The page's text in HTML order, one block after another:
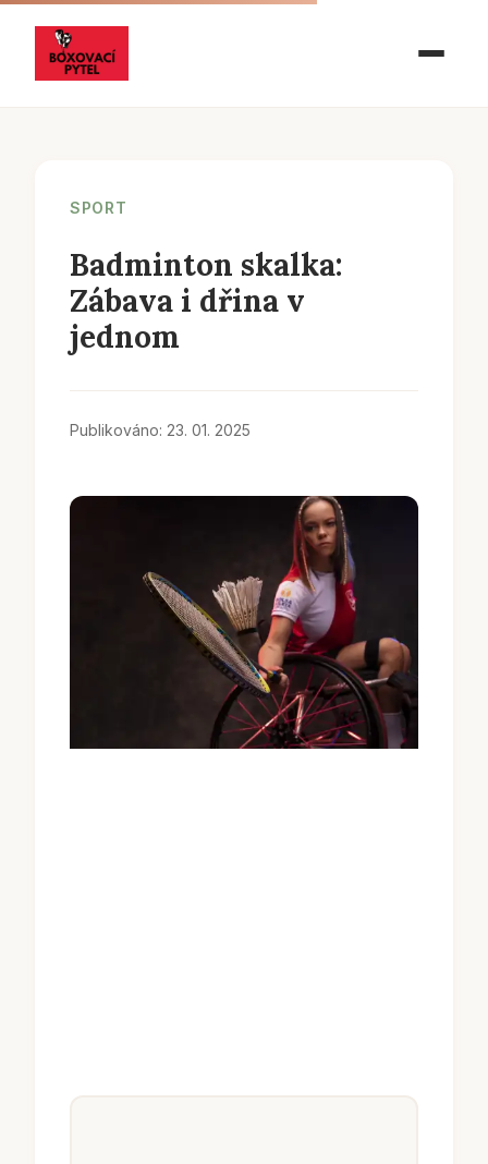
SPORT
Badminton skalka:
Zábava i dřina v
jednom
Publikováno: 23. 01. 2025